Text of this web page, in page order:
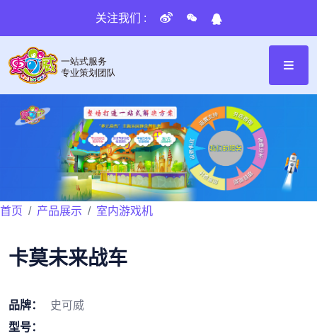
关注我们 :
首页 产品展示 室内游戏机
卡莫未来战车
品牌：
史可威
型号：